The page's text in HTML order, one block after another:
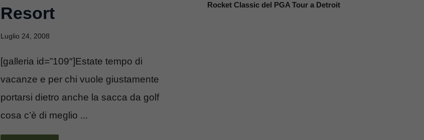
Resort
Luglio 24, 2008
[galleria id=”109″]Estate tempo di
vacanze e per chi vuole giustamente
portarsi dietro anche la sacca da golf
cosa c’è di meglio ...
Rocket Classic del PGA Tour a Detroit